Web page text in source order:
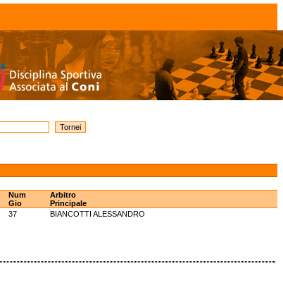
Num
Gio
Arbitro
Principale
37
BIANCOTTI ALESSANDRO